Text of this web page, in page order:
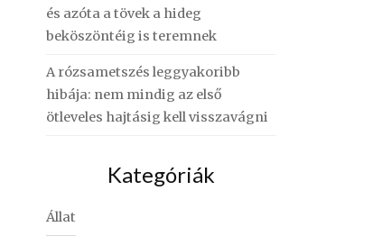
és azóta a tövek a hideg
beköszöntéig is teremnek
A rózsametszés leggyakoribb
hibája: nem mindig az első
ötleveles hajtásig kell visszavágni
Kategóriák
Állat